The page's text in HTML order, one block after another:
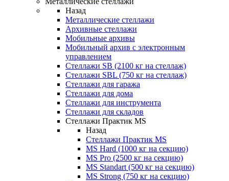
Назад
Металлические стеллажи
Архивные стеллажи
Мобильные архивы
Мобильный архив с электронным
управлением
Стеллажи SB (2100 кг на стеллаж)
Стеллажи SBL (750 кг на стеллаж)
Стеллажи для гаража
Стеллажи для дома
Стеллажи для инструмента
Стеллажи для складов
Стеллажи Практик MS
Назад
Стеллажи Практик MS
MS Hard (1000 кг на секцию)
MS Pro (2500 кг на секцию)
MS Standart (500 кг на секцию)
MS Strong (750 кг на секцию)